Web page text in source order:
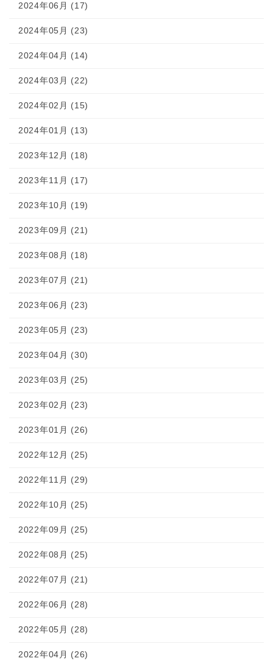
2024年06月 (17)
2024年05月 (23)
2024年04月 (14)
2024年03月 (22)
2024年02月 (15)
2024年01月 (13)
2023年12月 (18)
2023年11月 (17)
2023年10月 (19)
2023年09月 (21)
2023年08月 (18)
2023年07月 (21)
2023年06月 (23)
2023年05月 (23)
2023年04月 (30)
2023年03月 (25)
2023年02月 (23)
2023年01月 (26)
2022年12月 (25)
2022年11月 (29)
2022年10月 (25)
2022年09月 (25)
2022年08月 (25)
2022年07月 (21)
2022年06月 (28)
2022年05月 (28)
2022年04月 (26)